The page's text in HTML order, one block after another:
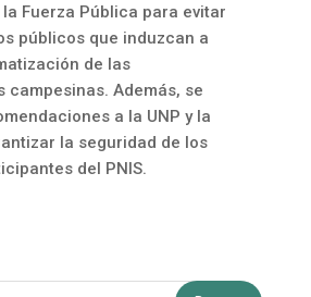
Fuerza Pública para evitar
públicos que induzcan a
de las
campesinas. Además, se
a la UNP y la
la seguridad de los
del PNIS.